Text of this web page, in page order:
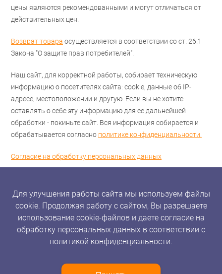
цены являются рекомендованными и могут отличаться от
действительных цен.
Возврат товара осуществляется в соответствии со ст. 26.1
Закона "О защите прав потребителей".
Наш сайт, для корректной работы, собирает техническую
информацию о посетителях сайта: cookie, данные об IP-
адресе, местоположении и другую. Если вы не хотите
оставлять о себе эту информацию для ее дальнейшей
обработки - покиньте сайт. Вся информация собирается и
обрабатывается согласно политике конфиденциальности.
Согласие на обработку персональных данных
Для улучшения работы сайта мы используем файлы
cookie. Продолжая работу с сайтом, Вы разрешаете
использование cookie-файлов и даете согласие на
обработку персональных данных в соответствии с
политикой конфиденциальности.